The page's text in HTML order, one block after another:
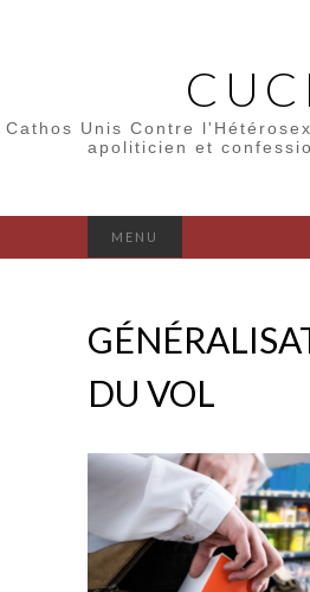
Cathos Unis Contre
apoliticien et
MENU
DU VOL